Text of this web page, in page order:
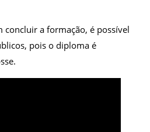
concluir a formação, é possível
pois o diploma é